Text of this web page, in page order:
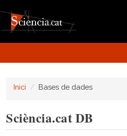
Inici Bases de dades
Sciència.cat DB